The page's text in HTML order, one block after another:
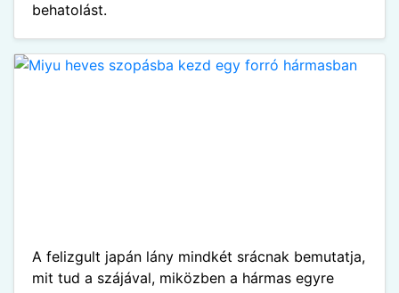
behatolást.
A felizgult japán lány mindkét srácnak bemutatja,
mit tud a szájával, miközben a hármas egyre